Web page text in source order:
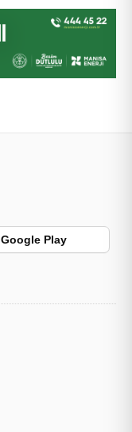
Google Play